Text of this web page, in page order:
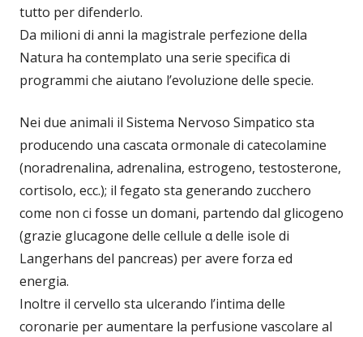
tutto per difenderlo.
Da milioni di anni la magistrale perfezione della
Natura ha contemplato una serie specifica di
programmi che aiutano l’evoluzione delle specie.
Nei due animali il Sistema Nervoso Simpatico sta
producendo una cascata ormonale di catecolamine
(noradrenalina, adrenalina, estrogeno, testosterone,
cortisolo, ecc.); il fegato sta generando zucchero
come non ci fosse un domani, partendo dal glicogeno
(grazie glucagone delle cellule α delle isole di
Langerhans del pancreas) per avere forza ed
energia.
Inoltre il cervello sta ulcerando l’intima delle
coronarie per aumentare la perfusione vascolare al